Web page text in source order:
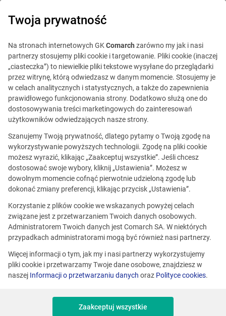
Ta oferta jest już
nieaktualna.
Zobacz podobne oferty
Różne lokalizacje
Twoja prywatność
Na stronach internetowych GKComarch zarówno my jak i nasi
partnerzy stosujemy pliki cookie i targetowanie. Pliki cookie (inaczej
„ciasteczka”) to niewielkie pliki tekstowe wysyłane do przeglądarki
przez witrynę, którą odwiedzasz w danym momencie. Stosujemy je
w celach analitycznych i statystycznych, a także do zapewnienia
prawidłowego funkcjonowania strony. Dodatkowo służą one do
dostosowywania treści marketingowych do zainteresowań
użytkowników odwiedzających nasze strony.
Szanujemy Twoją prywatność, dlatego pytamy o Twoją zgodę na
wykorzystywanie powyższych technologii. Zgodę na pliki cookie
możesz wyrazić, klikając „Zaakceptuj wszystkie”. Jeśli chcesz
dostosować swoje wybory, kliknij „Ustawienia”. Możesz w
dowolnym momencie cofnąć pierwotnie udzieloną zgodę lub
dokonać zmiany preferencji, klikając przycisk „Ustawienia”.
Korzystanie z plików cookie we wskazanych powyżej celach
związane jest z przetwarzaniem Twoich danych osobowych.
Administratorem Twoich danych jest Comarch SA. W niektórych
przypadkach administratorami mogą być również nasi partnerzy.
Więcej informacji o tym, jak my i nasi partnerzy wykorzystujemy
pliki cookie i przetwarzamy Twoje dane osobowe, znajdziesz w
naszej Informacji o przetwarzaniu danych oraz Polityce cookies.
Zaakceptuj wszystkie